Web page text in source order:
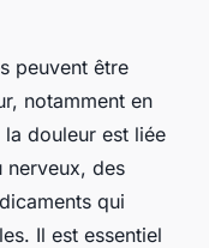
peuvent être
notamment en
la douleur est liée
nerveux, des
qui
Il est essentiel